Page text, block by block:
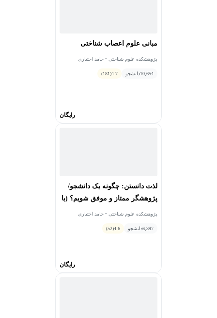
اعصاب شناختی، مدل‌سازی شناختی، زبان‌شناسی شناختی،
روان شناسی شناختی، شناخت اجتماعی و فلسفه ذهن است.
هیأت علمی این مجموعه شامل مجموعه‌ای از برترین اساتید
پژوهشکده علوم شناختی در حوضه‌های ذیل فعالیت دارد:
انتشار نشریه علمی پژوهشی فصلنامه تازه‌های علوم
مبانی علوم اعصاب شناختی
پژوهشکده علوم شناختی • حامد اختیاری
10,654دانشجو 4.7
(181)
رایگان
لذت دانستن: چگونه یک دانشجو/
پژوهشگر ممتاز و موفق شویم؟ (با
تأکید بر علوم و فناوری های
پژوهشکده علوم شناختی • حامد اختیاری
6,397دانشجو 4.6
(52)
رایگان